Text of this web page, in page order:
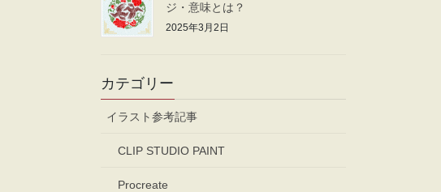
ジ・意味とは？
2025年3月2日
カテゴリー
イラスト参考記事
CLIP STUDIO PAINT
Procreate